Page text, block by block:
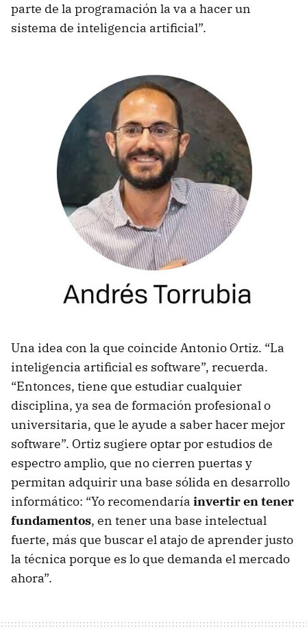
parte de la programación la va a hacer un
sistema de inteligencia artificial”.
Una idea con la que coincide Antonio Ortiz. “La
inteligencia artificial es software”, recuerda.
“Entonces, tiene que estudiar cualquier
disciplina, ya sea de formación profesional o
universitaria, que le ayude a saber hacer mejor
software”. Ortiz sugiere optar por estudios de
espectro amplio, que no cierren puertas y
permitan adquirir una base sólida en desarrollo
informático: “Yo recomendaría invertir en tener
fundamentos, en tener una base intelectual
fuerte, más que buscar el atajo de aprender justo
la técnica porque es lo que demanda el mercado
ahora”.